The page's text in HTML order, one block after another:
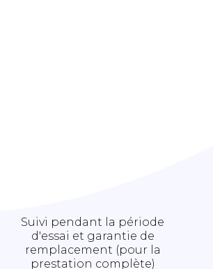
Suivi pendant la période
d'essai et garantie de
remplacement (pour la
prestation complète)